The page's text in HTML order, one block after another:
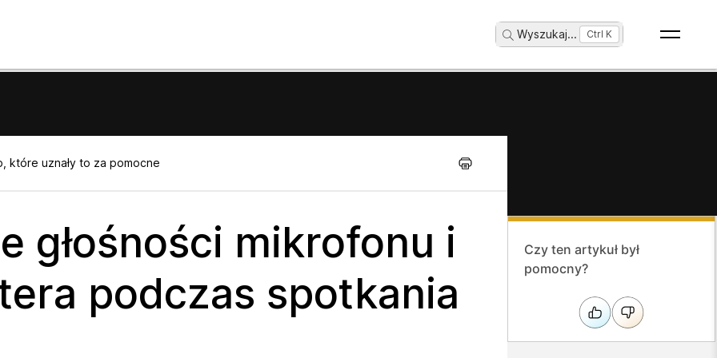
Wyszukaj... Ctrl K
które uznały to za pomocne
głośności mikrofonu i
podczas spotkania
Czy ten artykuł był
pomocny?